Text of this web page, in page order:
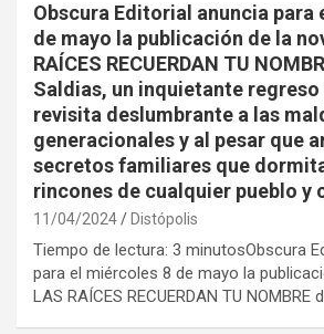
Obscura Editorial anuncia para
de mayo la publicación de la
RAÍCES RECUERDAN TU
Saldias, un inquietante regreso
revisita deslumbrante a las
generacionales y al pesar que
secretos familiares que
rincones de cualquier pueblo y
11/04/2024 Distópolis
Tiempo de lectura: 3 minutosObscura
para el miércoles 8 de mayo la
LAS RAÍCES RECUERDAN TU NOMBRE